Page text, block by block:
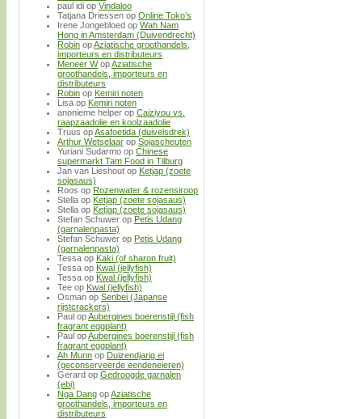
paul idi op Vindaloo
Tatjana Driessen op Online Toko’s
Irene Jongebloed op Wah Nam
Hong in Amsterdam (Duivendrecht)
Robin opAziatische groothandels,
importeurs en distributeurs
Meneer WopAziatische
groothandels, importeurs en
distributeurs
Robin op Kemiri noten
Lisa op Kemiri noten
anonieme helper op Caiziyou vs.
raapzaadolie en koolzaadolie
Truus opAsafoetida (duivelsdrek)
Arthur Wetselaar op Sojascheuten
Yuriani Sudarmo op Chinese
supermarkt Tam Food in Tilburg
Jan van Lieshout op Ketjap (zoete
sojasaus)
Roos op Rozenwater & rozensiroop
Stella op Ketjap (zoete sojasaus)
Stella op Ketjap (zoete sojasaus)
Stefan Schuwer op Petis Udang
(garnalenpasta)
Stefan Schuwer op Petis Udang
(garnalenpasta)
Tessa op Kaki (of sharon fruit)
Tessa op Kwal (jellyfish)
Tessa op Kwal (jellyfish)
Tee op Kwal (jellyfish)
Osman op Senbei (Japanse
rijstcrackers)
Paul opAubergines boerenstijl (fish
fragrant eggplant)
Paul opAubergines boerenstijl (fish
fragrant eggplant)
Ah Munn op Duizendjarig ei
(geconserveerde eendeneieren)
Gerard op Gedroogde garnalen
(ebi)
Nga Dang opAziatische
groothandels, importeurs en
distributeurs